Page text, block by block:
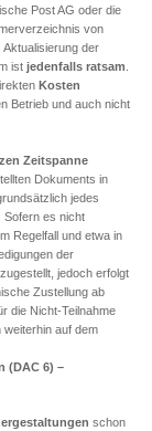
Post AG oder die
von
Aktualisierung der
ist jedenfalls ratsam
Kosten
Betrieb und auch nicht
Zeitspanne
Dokuments in
jedes
Sofern es nicht
Regelfall und etwa in
der
jedoch erfolgt
Zustellung ab
die Nicht-Teilnahme
auf dem
(DAC 6) –
schon